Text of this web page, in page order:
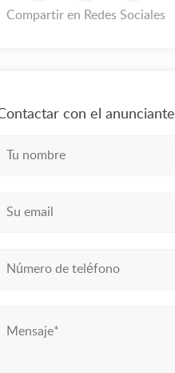
Compartir en Redes Sociales
con el anunciante